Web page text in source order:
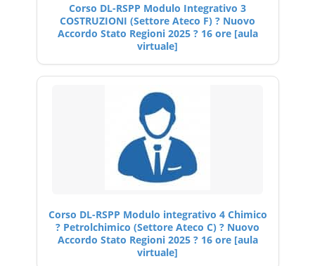
Corso DL-RSPP Modulo Integrativo 3
COSTRUZIONI (Settore Ateco F) ? Nuovo
Accordo Stato Regioni 2025 ? 16 ore [aula
virtuale]
Corso DL-RSPP Modulo integrativo 4 Chimico
? Petrolchimico (Settore Ateco C) ? Nuovo
Accordo Stato Regioni 2025 ? 16 ore [aula
virtuale]